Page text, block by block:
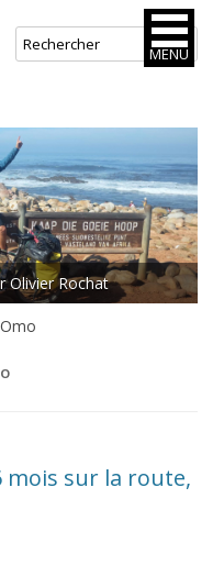
Olivier Rochat
mois sur la route,
MENU